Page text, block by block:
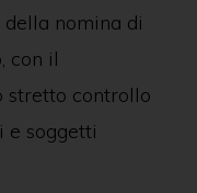
della nomina di
con il
stretto controllo
e soggetti